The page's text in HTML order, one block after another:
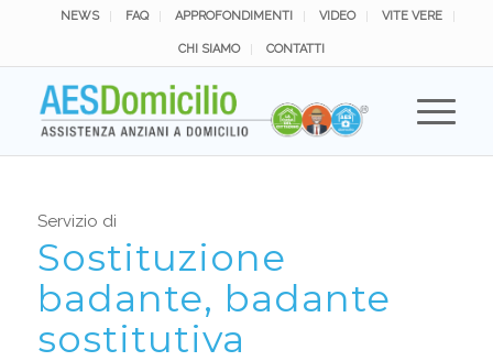
NEWS FAQ APPROFONDIMENTI VIDEO VITE VERE
CHI SIAMO CONTATTI
Servizio di
Sostituzione
badante, badante
sostitutiva